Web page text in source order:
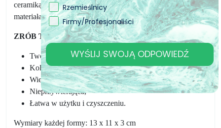
ceramiką, gliną, woskiem, a także wieloma innymi
materiałami nadającymi się do projektów DIY.
ZRÓB TO SAM.
Tworzywo: Silikon,
Kolor: Półprzezroczysta;
Wielokrotnego użytku,
Nieprzywierająca,
Łatwa w użytku i czyszczeniu.
Wymiary każdej formy: 13 x 11 x 3 cm
Rzemieślnicy
Firmy/Profesjonaliści
WYŚLIJ SWOJĄ ODPOWIEDŹ